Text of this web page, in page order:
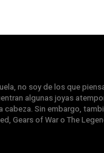
no soy de los que
algunas joyas
cabeza. Sin embargo,
Gears of War o The